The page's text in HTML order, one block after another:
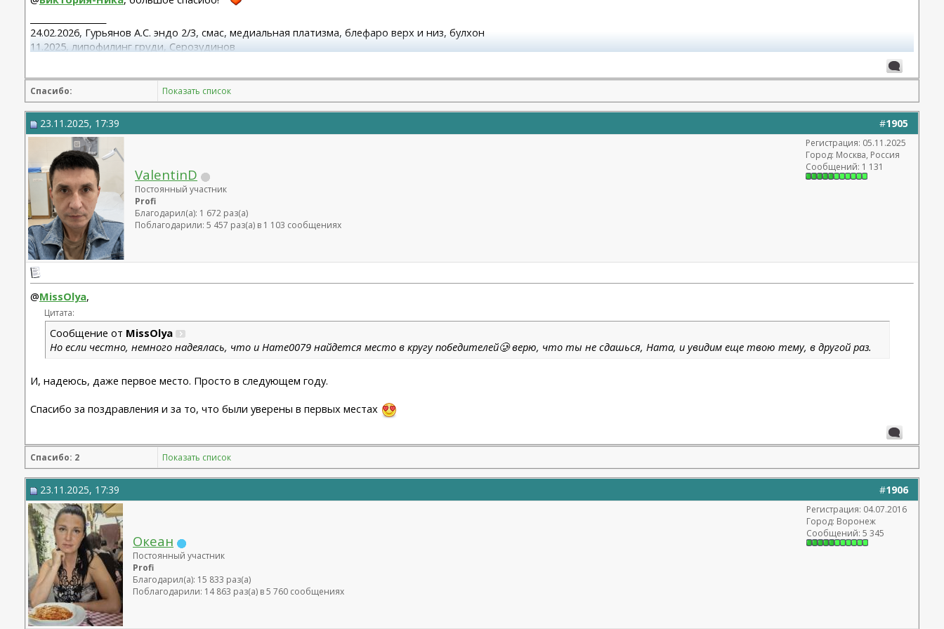
24.02.2026, Гурьянов А.С. эндо 2/3, смас, медиальная платизма, блефаро верх и низ, булхон
11.2025, липофилинг груди, Серозудинов
08.2015, allergan 240, 255. Аврамович А.Г., Клиника СЛ (молодости и красоты)
Спасибо: Показать список
#1905
23.11.2025, 17:39
ValentinD
Постоянный участник
Profi
Благодарил(а): 1 672 раз(а)
Поблагодарили: 5 457 раз(а) в 1 103 сообщениях
Регистрация: 05.11.2025
Город: Москва, Россия
Сообщений: 1 131
@MissOlya,
Цитата:
Сообщение от MissOlya
Но если честно, немного надеялась, что и Нате0079 найдется место в кругу победителей🥲 верю, что ты не сдашься, Ната, и увидим еще твою тему, в другой раз.
И, надеюсь, даже первое место. Просто в следующем году.
Спасибо за поздравления и за то, что были уверены в первых местах
Спасибо: 2 Показать список
#1906
23.11.2025, 17:39
Океан
Постоянный участник
Profi
Благодарил(а): 15 833 раз(а)
Поблагодарили: 14 863 раз(а) в 5 760 сообщениях
Регистрация: 04.07.2016
Город: Воронеж
Сообщений: 5 345